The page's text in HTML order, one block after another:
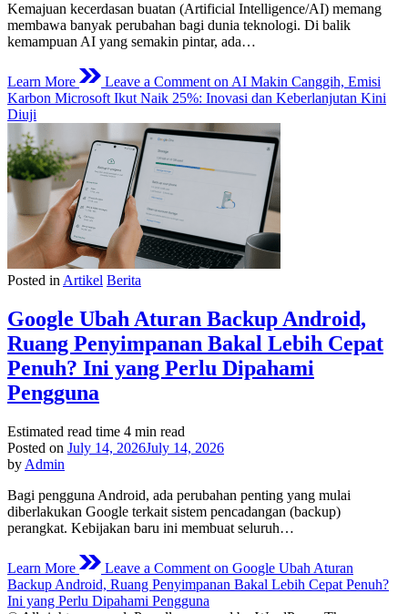
Kemajuan kecerdasan buatan (Artificial Intelligence/AI) memang
membawa banyak perubahan bagi dunia teknologi. Di balik
kemampuan AI yang semakin pintar, ada…
Learn More Leave a Comment on AI Makin Canggih, Emisi
Karbon Microsoft Ikut Naik 25%: Inovasi dan Keberlanjutan Kini
Diuji
Posted in Artikel Berita
Google Ubah Aturan Backup Android,
Ruang Penyimpanan Bakal Lebih Cepat
Penuh? Ini yang Perlu Dipahami
Pengguna
Estimated read time 4 min read
Posted on July 14, 2026July 14, 2026
by Admin
Bagi pengguna Android, ada perubahan penting yang mulai
diberlakukan Google terkait sistem pencadangan (backup)
perangkat. Kebijakan baru ini membuat seluruh…
Learn More Leave a Comment on Google Ubah Aturan
Backup Android, Ruang Penyimpanan Bakal Lebih Cepat Penuh?
Ini yang Perlu Dipahami Pengguna